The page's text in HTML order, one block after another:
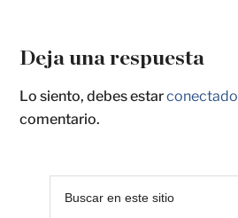
Deja una respuesta
Lo siento, debes estarconectado
comentario.